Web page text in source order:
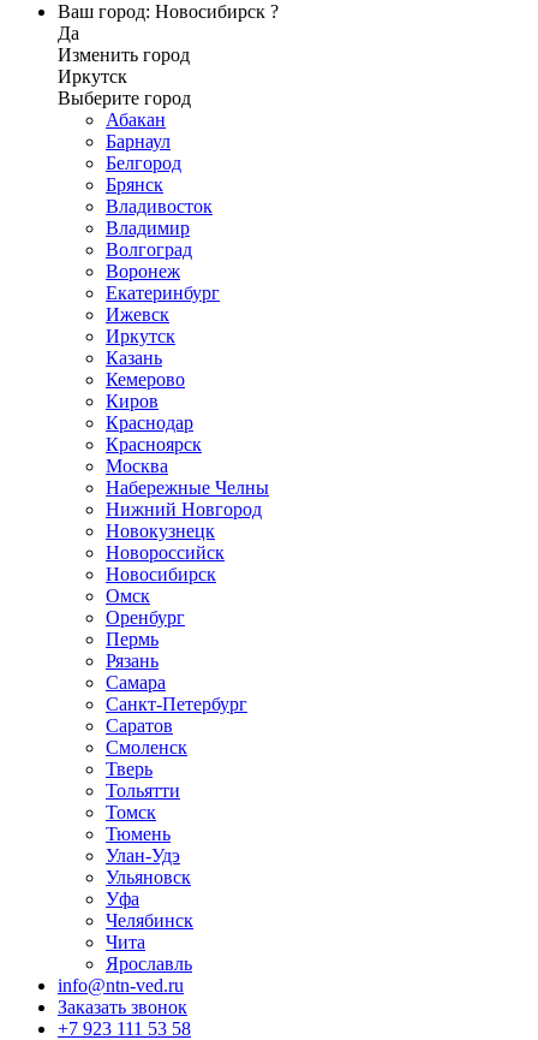
Ваш город: Новосибирск ?
Да
Изменить город
Иркутск
Выберите город
Абакан
Барнаул
Белгород
Брянск
Владивосток
Владимир
Волгоград
Воронеж
Екатеринбург
Ижевск
Иркутск
Казань
Кемерово
Киров
Краснодар
Красноярск
Москва
Набережные Челны
Нижний Новгород
Новокузнецк
Новороссийск
Новосибирск
Омск
Оренбург
Пермь
Рязань
Самара
Санкт-Петербург
Саратов
Смоленск
Тверь
Тольятти
Томск
Тюмень
Улан-Удэ
Ульяновск
Уфа
Челябинск
Чита
Ярославль
info@ntn-ved.ru
Заказать звонок
+7 923 111 53 58